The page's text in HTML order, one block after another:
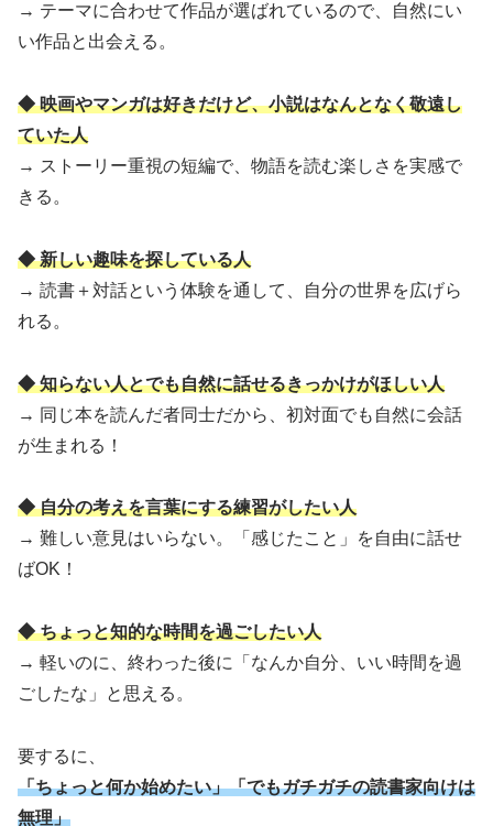
→ テーマに合わせて作品が選ばれているので、自然にい
い作品と出会える。
◆ 映画やマンガは好きだけど、小説はなんとなく敬遠し
ていた人
→ ストーリー重視の短編で、物語を読む楽しさを実感で
きる。
◆ 新しい趣味を探している人
→ 読書＋対話という体験を通して、自分の世界を広げら
れる。
◆ 知らない人とでも自然に話せるきっかけがほしい人
→ 同じ本を読んだ者同士だから、初対面でも自然に会話
が生まれる！
◆ 自分の考えを言葉にする練習がしたい人
→ 難しい意見はいらない。「感じたこと」を自由に話せ
ばOK！
◆ ちょっと知的な時間を過ごしたい人
→ 軽いのに、終わった後に「なんか自分、いい時間を過
ごしたな」と思える。
要するに、
「ちょっと何か始めたい」「でもガチガチの読書家向けは
無理」